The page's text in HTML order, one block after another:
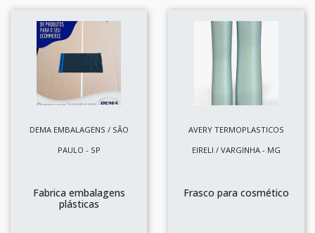
DEMA EMBALAGENS / SÃO
PAULO - SP
Fabrica embalagens
plásticas
AVERY TERMOPLASTICOS
EIRELI / VARGINHA - MG
Frasco para cosmético